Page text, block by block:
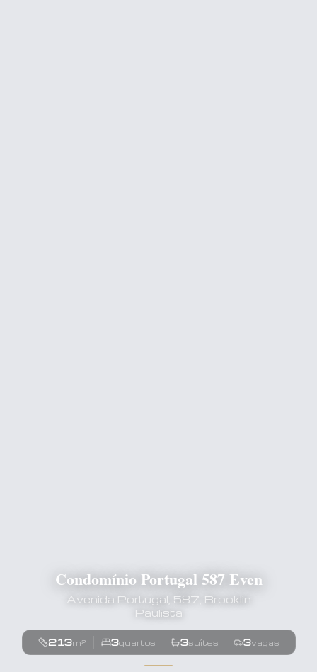
Condomínio Portugal 587 Even
Avenida Portugal, 587, Brooklin
Paulista
213m² 3quartos 3suítes 3vagas